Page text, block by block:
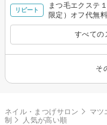
リピート
まつ毛エクステ
限定）オフ代無料
すべての
そ
ネイル・まつげサロン マツ
制
人気が高い順